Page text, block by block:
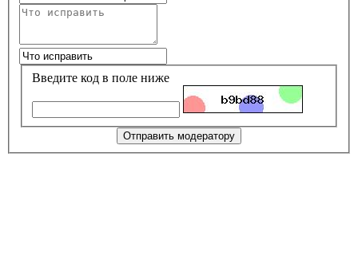
Введите код в поле ниже
Отправить модератору